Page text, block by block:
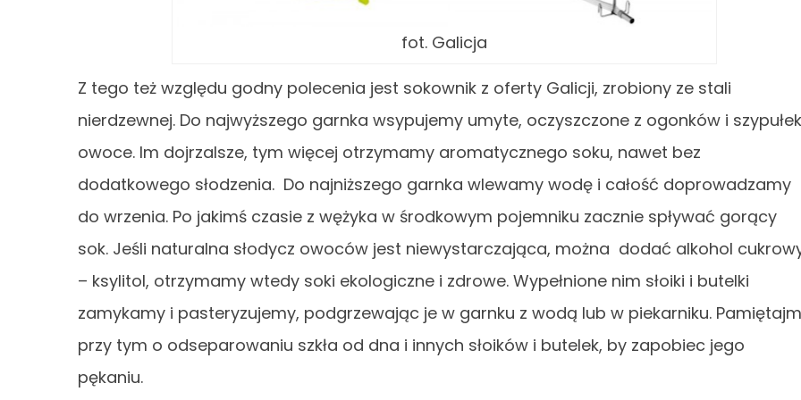
fot. Galicja
Z tego też względu godny polecenia jest sokownik z oferty Galicji, zrobiony ze stali
nierdzewnej. Do najwyższego garnka wsypujemy umyte, oczyszczone z ogonków i szypułek
owoce. Im dojrzalsze, tym więcej otrzymamy aromatycznego soku, nawet bez
dodatkowego słodzenia. Do najniższego garnka wlewamy wodę i całość doprowadzamy
do wrzenia. Po jakimś czasie z wężyka w środkowym pojemniku zacznie spływać gorący
sok. Jeśli naturalna słodycz owoców jest niewystarczająca, można dodać alkohol
– ksylitol, otrzymamy wtedy soki ekologiczne i zdrowe. Wypełnione nim słoiki i butelki
zamykamy i pasteryzujemy, podgrzewając je w garnku z wodą lub w piekarniku.
przy tym o odseparowaniu szkła od dna i innych słoików i butelek, by zapobiec jego
pękaniu.